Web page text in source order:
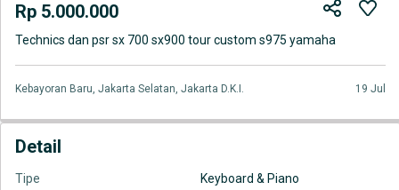
Rp 5.000.000
Technics dan psr sx 700 sx900 tour custom s975 yamaha
Kebayoran Baru, Jakarta Selatan, Jakarta D.K.I. 19 Jul
Detail
Tipe Keyboard & Piano